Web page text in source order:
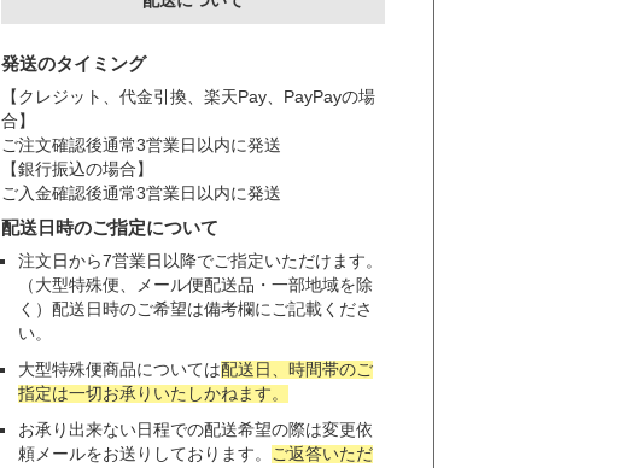
発送のタイミング
【クレジット、代金引換、楽天Pay、PayPayの場
合】
ご注文確認後通常3営業日以内に発送
【銀行振込の場合】
ご入金確認後通常3営業日以内に発送
配送日時のご指定について
注文日から7営業日以降でご指定いただけます。
（大型特殊便、メール便配送品・一部地域を除
く）配送日時のご希望は備考欄にご記載くださ
い。
大型特殊便商品については配送日、時間帯のご
指定は一切お承りいたしかねます。
お承り出来ない日程での配送希望の際は変更依
頼メールをお送りしております。 ご返答いただ